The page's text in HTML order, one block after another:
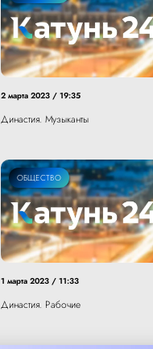
2 марта 2023 / 19:35
Династия. Музыканты
ОБЩЕСТВО
1 марта 2023 / 11:33
Династия. Рабочие